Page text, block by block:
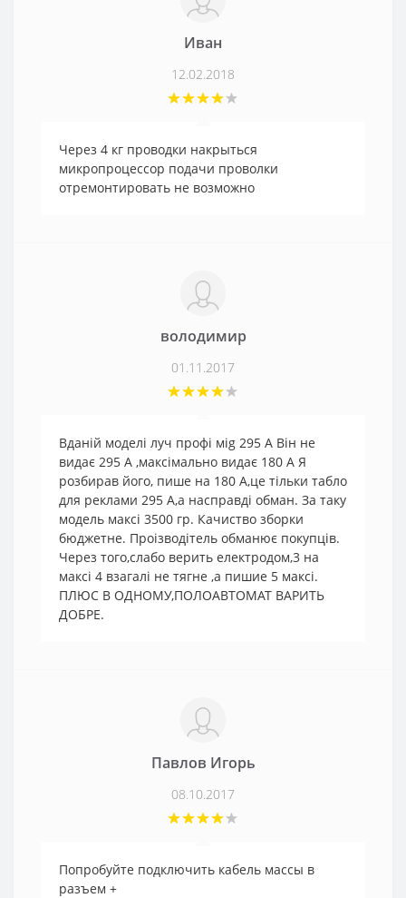
Иван
12.02.2018
Через 4 кг проводки накрыться
микропроцессор подачи проволки
отремонтировать не возможно
володимир
01.11.2017
Вданій моделі луч профі мig 295 А Він не
видає 295 А ,максімально видає 180 А Я
розбирав його, пише на 180 А,це тільки табло
для реклами 295 А,а насправді обман. За таку
модель максі 3500 гр. Качиство зборки
бюджетне. Проізводітель обманює покупців.
Через того,слабо верить електродом,3 на
максі 4 взагалі не тягне ,а пишие 5 максі.
ПЛЮС В ОДНОМУ,ПОЛОАВТОМАТ ВАРИТЬ
ДОБРЕ.
Павлов Игорь
08.10.2017
Попробуйте подключить кабель массы в
разъем +